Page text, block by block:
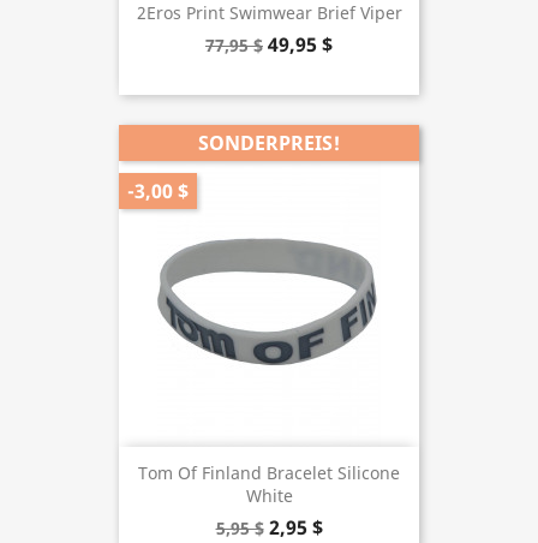
2Eros Print Swimwear Brief Viper
77,95 $ 49,95 $
Tom Of Finland Bracelet Silicone
White
5,95 $ 2,95 $
SONDERPREIS!
-3,00 $